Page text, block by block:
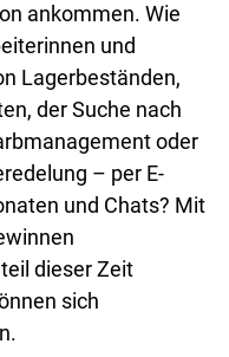
ankommen. Wie
und
Lagerbeständen,
der Suche nach
oder
– per E-
und Chats? Mit
dieser Zeit
sich